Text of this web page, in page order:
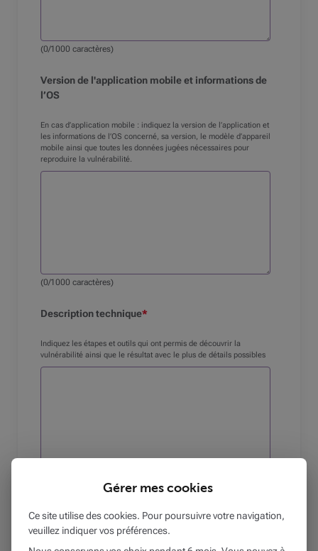
(0/1000 caractères)
Version de l'application mobile et informations de
l’OS
En cas d’application mobile : indiquez la version de l’application et
les informations de l’OS concerné, sa version, le modèle d’appareil
mobile ainsi que toutes les données jugées nécessaires pour
reproduire la vulnérabilité.
(0/1000 caractères)
Description technique*
Indiquez les étapes et outils qui ont permis de découvrir la
vulnérabilité ainsi que le résultat avec le plus de détails possibles
Exemple de code
Si possible, fournissez le code qui a été utilisé dans le test pour
Gérer mes cookies
Ce site utilise des cookies. Pour poursuivre votre navigation,
veuillez indiquer vos préférences.